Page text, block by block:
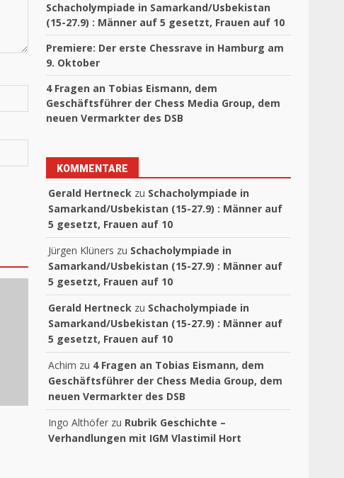
Schacholympiade in Samarkand/Usbekistan
(15-27.9) : Männer auf 5 gesetzt, Frauen auf 10
Premiere: Der erste Chessrave in Hamburg am
9. Oktober
4 Fragen an Tobias Eismann, dem
Geschäftsführer der Chess Media Group, dem
neuen Vermarkter des DSB
KOMMENTARE
Gerald Hertneck zu Schacholympiade in
Samarkand/Usbekistan (15-27.9) : Männer auf
5 gesetzt, Frauen auf 10
Jürgen Klüners zu Schacholympiade in
Samarkand/Usbekistan (15-27.9) : Männer auf
5 gesetzt, Frauen auf 10
Gerald Hertneck zu Schacholympiade in
Samarkand/Usbekistan (15-27.9) : Männer auf
5 gesetzt, Frauen auf 10
Achim zu 4 Fragen an Tobias Eismann, dem
Geschäftsführer der Chess Media Group, dem
neuen Vermarkter des DSB
Ingo Althöfer zu Rubrik Geschichte –
Verhandlungen mit IGM Vlastimil Hort